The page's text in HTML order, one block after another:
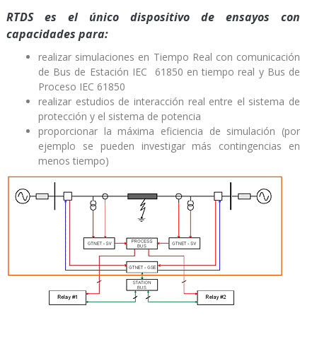
RTDS es el único dispositivo de ensayos con
capacidades para:
realizar simulaciones en Tiempo Real con comunicación
de Bus de Estación IEC 61850 en tiempo real y Bus de
Proceso IEC 61850
realizar estudios de interacción real entre el sistema de
protección y el sistema de potencia
proporcionar la máxima eficiencia de simulación (por
ejemplo se pueden investigar más contingencias en
menos tiempo)